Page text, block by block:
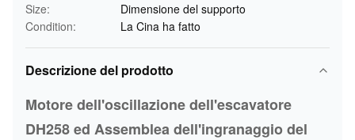
Size:
Dimensione del supporto
Condition:
La Cina ha fatto
Descrizione del prodotto
Motore dell'oscillazione dell'escavatore
DH258 ed Assemblea dell'ingranaggio del